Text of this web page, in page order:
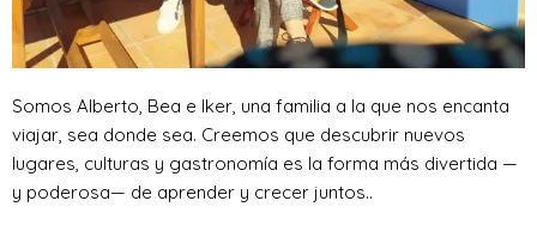
Somos Alberto, Bea e Iker, una familia a la que nos encanta
viajar, sea donde sea. Creemos que descubrir nuevos
lugares, culturas y gastronomía es la forma más divertida —
y poderosa— de aprender y crecer juntos..